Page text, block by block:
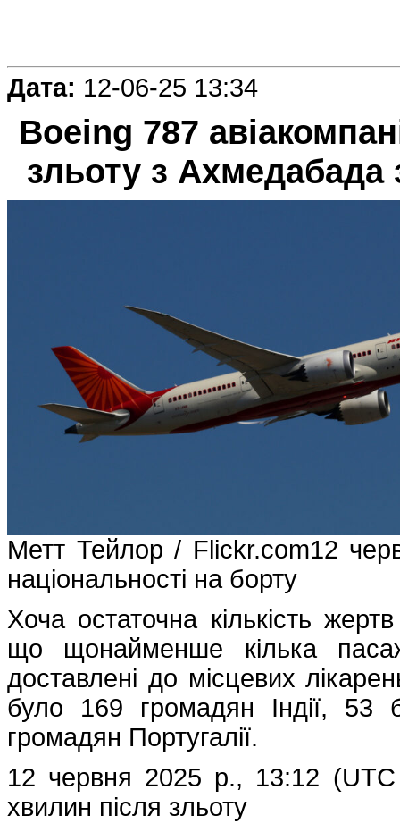
Дата: 12-06-25 13:34
Boeing 787
зльоту з Ахмедабада
Метт Тейлор / Flickr.com12
національності на борту
Хоча остаточна кількість
що щонайменше кілька
доставлені до місцевих
було 169 громадян Індії, 53
громадян Португалії.
12 червня 2025 р., 13:12 (UTC
хвилин після зльоту